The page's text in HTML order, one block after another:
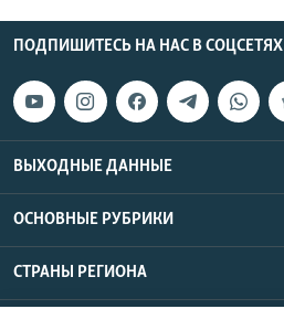
ПОДПИШИТЕСЬ НА НАС В СОЦСЕТЯХ
ВЫХОДНЫЕ ДАННЫЕ
ОСНОВНЫЕ РУБРИКИ
СТРАНЫ РЕГИОНА